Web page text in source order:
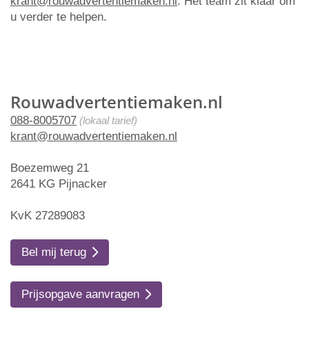
Rouwadvertentiemaken.nl
088-8005707 (lokaal tarief)
krant@rouwadvertentiemaken.nl
Boezemweg 21
2641 KG Pijnacker
KvK 27289083
Bel mij terug
Prijsopgave aanvragen
u verder te helpen.